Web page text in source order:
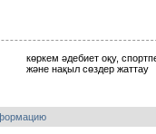
көркем әдебиет оқу,
және нақыл сөздер жаттау